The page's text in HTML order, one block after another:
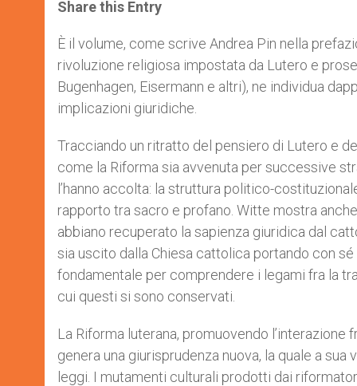
s
p
p
e
g
e
r
b
o
k
r
Share this Entry
È il volume, come scrive Andrea Pin nella
rivoluzione religiosa impostata da Lutero e
Bugenhagen, Eisermann e altri), ne individua
implicazioni giuridiche.
Tracciando un ritratto del pensiero di Lutero e
come la Riforma sia avvenuta per successive
l’hanno accolta: la struttura politico-
rapporto tra sacro e profano. Witte mostra
abbiano recuperato la sapienza giuridica dal
sia uscito dalla Chiesa cattolica portando con
fondamentale per comprendere i legami fra la
cui questi si sono conservati.
La Riforma luterana, promuovendo
genera una giurisprudenza nuova, la quale a
leggi. I mutamenti culturali prodotti dai